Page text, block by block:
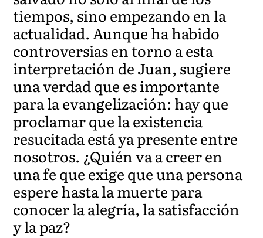
tiempos, sino empezando en la
actualidad. Aunque ha habido
controversias en torno a esta
interpretación de Juan, sugiere
una verdad que es importante
para la evangelización: hay que
proclamar que la existencia
resucitada está ya presente entre
nosotros. ¿Quién va a creer en
una fe que exige que una persona
espere hasta la muerte para
conocer la alegría, la satisfacción
y la paz?